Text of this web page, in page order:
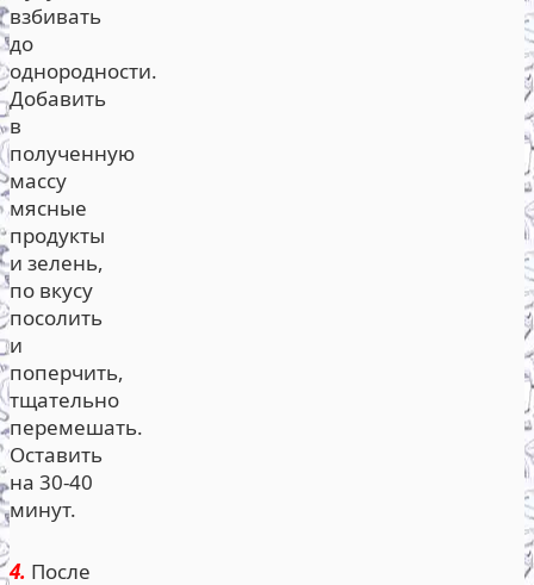
взбивать
до
однородности.
Добавить
в
полученную
массу
мясные
продукты
и зелень,
по вкусу
посолить
и
поперчить,
тщательно
перемешать.
Оставить
на 30-40
минут.
4. После